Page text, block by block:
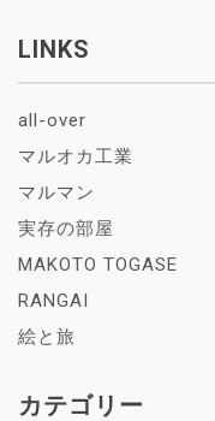
LINKS
all-over
マルオカ工業
マルマン
実存の部屋
MAKOTO TOGASE
RANGAI
絵と旅
カテゴリー